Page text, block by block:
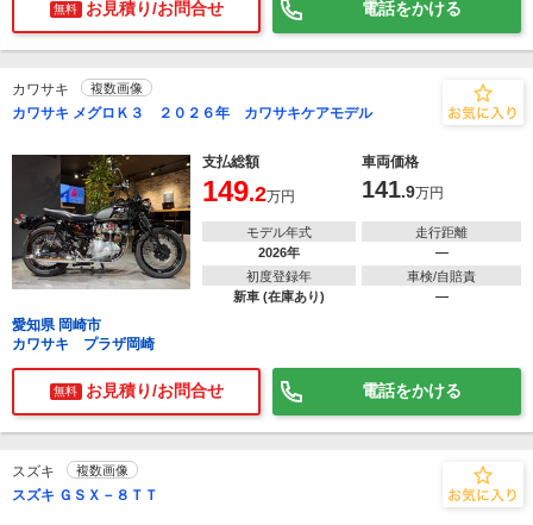
無料 お見積り/お問合せ 電話をかける
カワサキ 複数画像
カワサキ メグロＫ３ ２０２６年 カワサキケアモデル
支払総額 車両価格
149.2万円 141.9万円
モデル年式
2026年
走行距離
―
初度登録年
新車 (在庫あり)
車検/自賠責
―
愛知県 岡崎市
カワサキ プラザ岡崎
無料 お見積り/お問合せ 電話をかける
スズキ 複数画像
スズキ ＧＳＸ－８ＴＴ